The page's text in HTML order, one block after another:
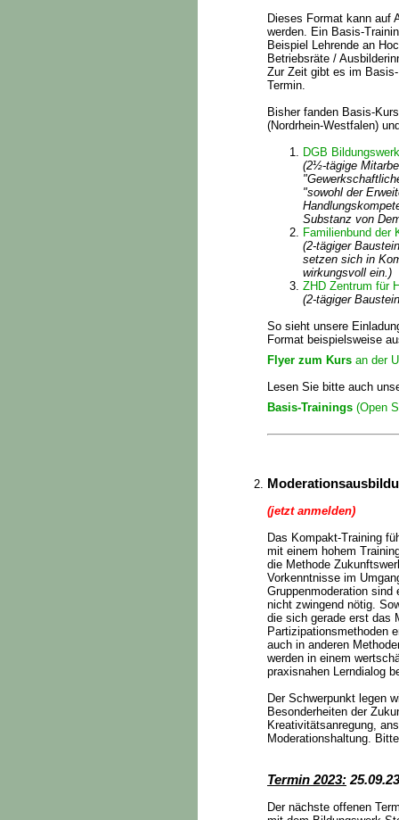
Dieses Format kann auf
werden. Ein Basis-
Beispiel Lehrende an
Betriebsräte /
Zur Zeit gibt es im
Termin.
Bisher fanden Basis-
(Nordrhein-Westfalen)
DGB
(2½-tägige
"sowohl der
Substanz von
Familienbund der
(2-tägiger
setzen sich in
wirkungsvoll ein.)
ZHD Zentrum für
(2-tägiger
So sieht unsere
Format beispielsweise
Flyer zum Kurs an der
Lesen Sie bitte auch
Basis-Trainings (Open
(jetzt anmelden)
Das Kompakt-Training
mit einem hohem
die Methode
Vorkenntnisse im
Gruppenmoderation sind
nicht zwingend nötig.
die sich gerade erst das
Partizipationsmethoden
auch in anderen
werden in einem
praxisnahen Lerndialog
Der Schwerpunkt legen
Besonderheiten der
Kreativitätsanregung,
Moderationshaltung.
Termin 2023:
Der nächste offenen